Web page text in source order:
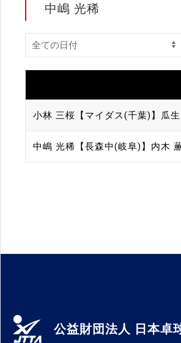
委員会
指導者養成委員会
スポーツ医・科学委員会
アンチ・ドーピング委員
会
事業計画・事業報告
スポーツ振興くじ助成事業
関連組織一覧
中嶋 光稀
小林 三桜【マイダス(千葉)】 瓜
中嶋 光稀【長森中(岐阜)】 内木
公益財団法人 日本卓